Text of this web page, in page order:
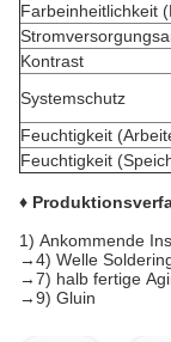
Farbeinheitlichkeit
Kontrast
Systemschutz
Feuchtigkeit
Feuchtigkeit
♦
1) Ankommende
→4) Welle
→7) halb fertige
→9) Gluin